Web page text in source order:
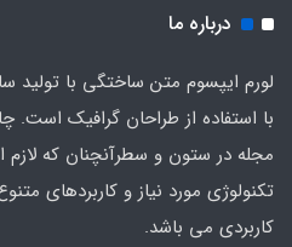
درباره ما
لورم ایپسوم متن ساختگی با تولید
با استفاده از طراحان گرافیک است.
مجله در ستون و سطرآنچنان که
تکنولوژی مورد نیاز و کاربردهای
کاربردی می باشد.